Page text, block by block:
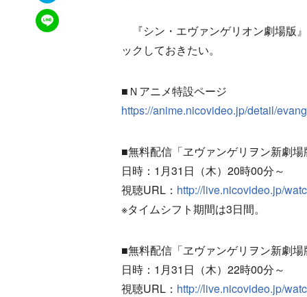
LINEで送る
『シン・エヴァンゲリオン劇場版
ックしておきたい。
■Ｎアニメ特設ページ
https://anime.nicovideo.jp/detail/
■無料配信「ヱヴァンゲリヲン新劇
日時：1月31日（木）20時00分～
視聴URL： http://live.nicovideo.jp/
※タイムシフト期間は3日間。
■無料配信「ヱヴァンゲリヲン新劇
日時：1月31日（木）22時00分～
視聴URL： http://live.nicovideo.jp/